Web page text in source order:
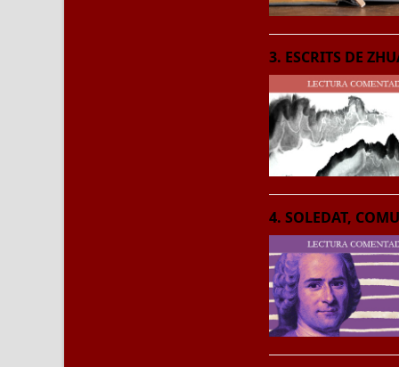
3. ESCRITS DE
4. SOLEDAT,